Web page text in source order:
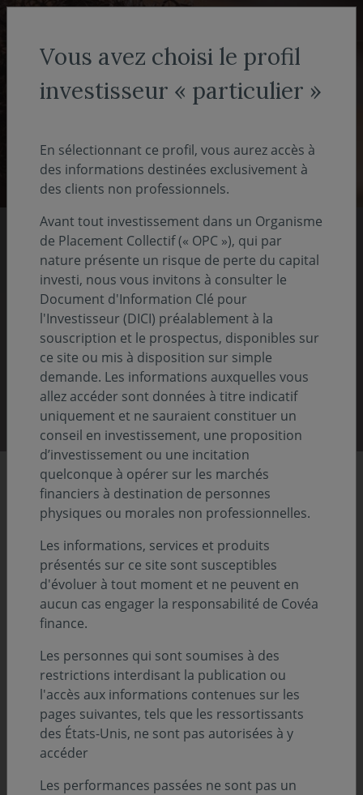
Aller au menu
Aller au contenu
Investisseur non-professionnel
Nos rapports 2025
Pour comprendre notre vision, notre stratégie
et nos actions
Découvrir nos rapports
Chiffres clés
Previous 86,8
Md€ d'actifs sous gestion
Vous avez choisi le profil
investisseur « particulier »
En sélectionnant ce profil, vous aurez accès à
des informations destinées exclusivement à
des clients non professionnels.
Avant tout investissement dans un Organisme
de Placement Collectif (« OPC »), qui par
nature présente un risque de perte du capital
investi, nous vous invitons à consulter le
Document d'Information Clé pour
l'Investisseur (DICI) préalablement à la
souscription et le prospectus, disponibles sur
ce site ou mis à disposition sur simple
demande. Les informations auxquelles vous
allez accéder sont données à titre indicatif
uniquement et ne sauraient constituer un
conseil en investissement, une proposition
d’investissement ou une incitation
quelconque à opérer sur les marchés
financiers à destination de personnes
physiques ou morales non professionnelles.
Les informations, services et produits
présentés sur ce site sont susceptibles
d'évoluer à tout moment et ne peuvent en
aucun cas engager la responsabilité de Covéa
finance.
Les personnes qui sont soumises à des
restrictions interdisant la publication ou
l'accès aux informations contenues sur les
pages suivantes, tels que les ressortissants
des États-Unis, ne sont pas autorisées à y
accéder
Les performances passées ne sont pas un